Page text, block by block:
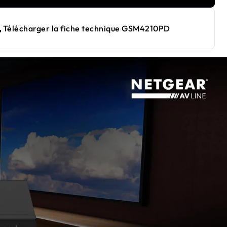
Télécharger la fiche technique GSM4210PD